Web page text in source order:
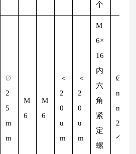
个
Ø
2
5
m
m
M
6
M
6
＜
2
0
u
m
＜
2
0
u
m
M
6×
16
内
六
角
紧
定
螺
Ø
m
m/
2
个